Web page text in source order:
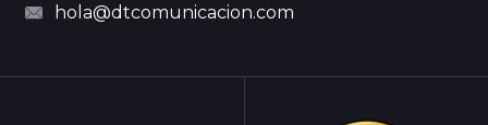
hola@dtcomunicacion.com